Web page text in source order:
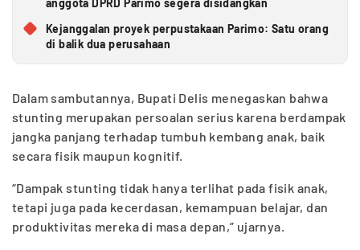
anggota DPRD Parimo segera disidangkan
Kejanggalan proyek perpustakaan Parimo: Satu orang
di balik dua perusahaan
Dalam sambutannya, Bupati Delis menegaskan bahwa
stunting merupakan persoalan serius karena berdampak
jangka panjang terhadap tumbuh kembang anak, baik
secara fisik maupun kognitif.
“Dampak stunting tidak hanya terlihat pada fisik anak,
tetapi juga pada kecerdasan, kemampuan belajar, dan
produktivitas mereka di masa depan,” ujarnya.